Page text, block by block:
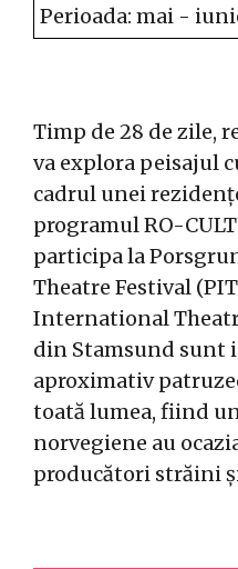
Perioada: mai -
Timp de 28 de zile,
va explora peisajul
cadrul unei
programul RO-
participa la
Theatre Festival
International
din Stamsund sunt
aproximativ
toată lumea, fiind
norvegiene au
producători străini